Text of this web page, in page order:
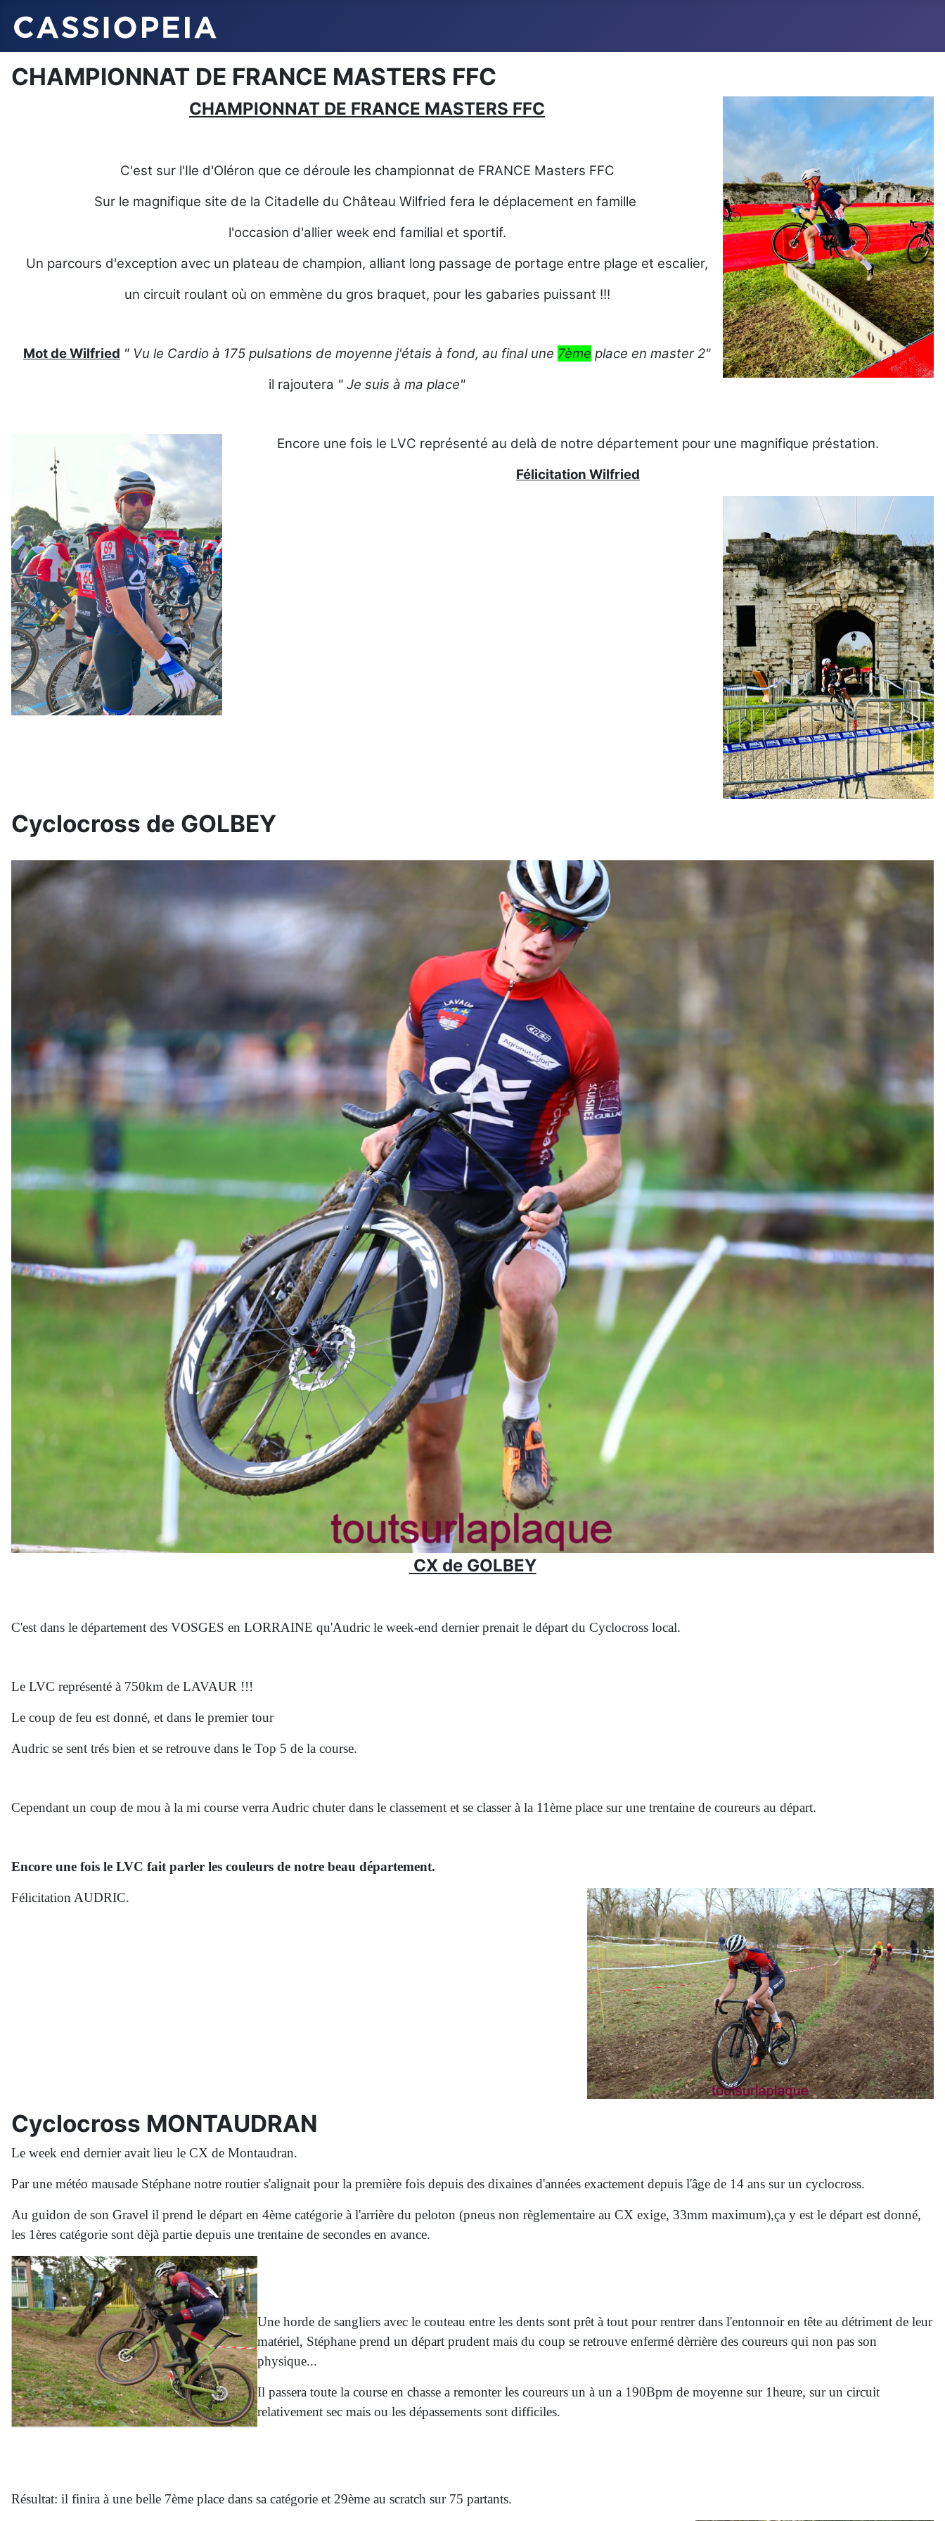
CHAMPIONNAT DE FRANCE MASTERS FFC
CHAMPIONNAT DE FRANCE MASTERS FFC
C'est sur l'Ile d'Oléron que ce déroule les championnat de FRANCE Masters FFC
Sur le magnifique site de la Citadelle du Château Wilfried fera le déplacement en famille
l'occasion d'allier week end familial et sportif.
Un parcours d'exception avec un plateau de champion, alliant long passage de portage entre plage et escalier,
un circuit roulant où on emmène du gros braquet, pour les gabaries puissant !!!
Mot de Wilfried " Vu le Cardio à 175 pulsations de moyenne j'étais à fond, au final une 7ème place en master 2"
il rajoutera " Je suis à ma place"
Encore une fois le LVC représenté au delà de notre département pour une magnifique préstation.
Félicitation Wilfried
Cyclocross de GOLBEY
CX de GOLBEY
C'est dans le département des VOSGES en LORRAINE qu'Audric le week-end dernier prenait le départ du Cyclocross local.
Le LVC représenté à 750km de LAVAUR !!!
Le coup de feu est donné, et dans le premier tour
Audric se sent trés bien et se retrouve dans le Top 5 de la course.
Cependant un coup de mou à la mi course verra Audric chuter dans le classement et se classer à la 11ème place sur une trentaine de coureurs au départ.
Encore une fois le LVC fait parler les couleurs de notre beau département.
Félicitation AUDRIC.
Cyclocross MONTAUDRAN
Le week end dernier avait lieu le CX de Montaudran.
Par une météo mausade Stéphane notre routier s'alignait pour la première fois depuis des dixaines d'années exactement depuis l'âge de 14 ans sur un cyclocross.
Au guidon de son Gravel il prend le départ en 4ème catégorie à l'arrière du peloton (pneus non règlementaire au CX exige, 33mm maximum),ça y est le départ est donné,
les 1ères catégorie sont dèjà partie depuis une trentaine de secondes en avance.
Une horde de sangliers avec le couteau entre les dents sont prêt à tout pour rentrer dans l'entonnoir en tête au détriment de leur
matériel, Stéphane prend un départ prudent mais du coup se retrouve enfermé dèrrière des coureurs qui non pas son
physique...
Il passera toute la course en chasse a remonter les coureurs un à un a 190Bpm de moyenne sur 1heure, sur un circuit
relativement sec mais ou les dépassements sont difficiles.
Résultat: il finira à une belle 7ème place dans sa catégorie et 29ème au scratch sur 75 partants.